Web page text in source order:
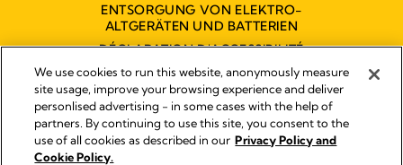
ENTSORGUNG VON ELEKTRO-
ALTGERÄTEN UND BATTERIEN
DÉCLARATION D'ACCESSIBILITÉ
NUMÉRIQUE
Empreinte
Legal Notice
We use cookies to run this website, anonymously measure
site usage, improve your browsing experience and deliver
personlised advertising - in some cases with the help of
partners. By continuing to use this site, you consent to the
use of all cookies as described in our Privacy Policy and
Cookie Policy.